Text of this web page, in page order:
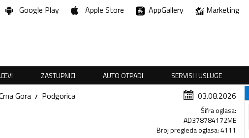
Google Play Apple Store AppGallery Marketing
ZASTUPNICI AUTO OTPADI SERVISI I USLUGE
Gora Podgorica 03.08.2026
Šifra oglasa:
AD378784172ME
Broj pregleda oglasa:4111